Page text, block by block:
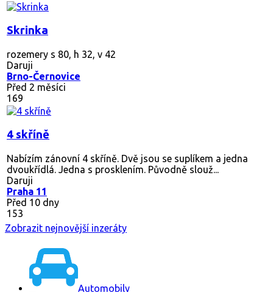
Skrinka
rozemery s 80, h 32, v 42
Daruji
Brno-Černovice
Před 2 měsíci
169
4 skříně
Nabízím zánovní 4 skříně. Dvě jsou se suplíkem a jedna
dvoukřídlá. Jedna s prosklením. Původně slouž...
Daruji
Praha 11
Před 10 dny
153
Zobrazit nejnovější inzeráty
Automobily